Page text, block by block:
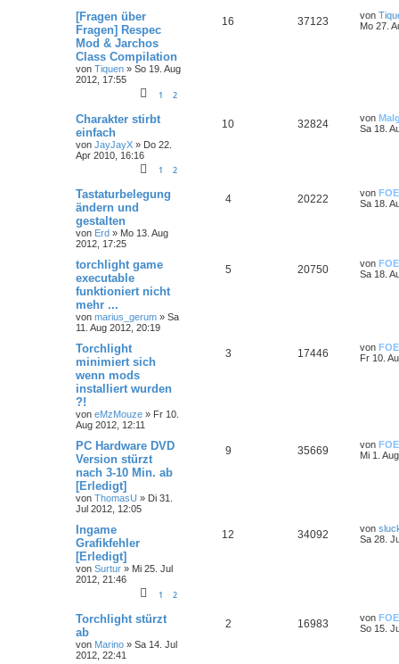
[Fragen über
Fragen] Respec
Mod & Jarchos
Class Compilation
von Tiquen » So 19. Aug
2012, 17:55
1 2
16 37123 von
Mo 27.
Charakter stirbt
einfach
von JayJayX » Do 22.
Apr 2010, 16:16
1 2
10 32824 von
Sa 18.
Tastaturbelegung
ändern und
gestalten
von Erd » Mo 13. Aug
2012, 17:25
4 20222 von FOE
Sa 18.
torchlight game
executable
funktioniert nicht
mehr ...
von marius_gerum » Sa
11. Aug 2012, 20:19
5 20750 von FOE
Sa 18.
Torchlight
minimiert sich
wenn mods
installiert wurden
?!
von eMzMouze » Fr 10.
Aug 2012, 12:11
3 17446 von FOE
Fr 10.
PC Hardware DVD
Version stürzt
nach 3-10 Min. ab
[Erledigt]
von ThomasU » Di 31.
Jul 2012, 12:05
9 35669 von FOE
Mi 1.
Ingame
Grafikfehler
[Erledigt]
von Surtur » Mi 25. Jul
2012, 21:46
1 2
12 34092 von
Sa 28.
Torchlight stürzt
ab
von Marino » Sa 14. Jul
2012, 22:41
2 16983 von FOE
So 15.